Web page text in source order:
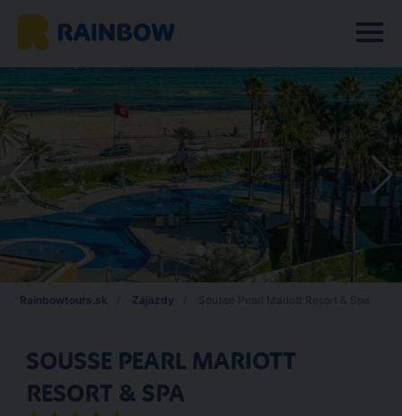
Rainbowtours.sk Zájazdy
SOUSSE PEARL MARIOTT
RESORT & SPA